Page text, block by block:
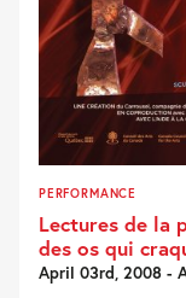
PERFORMANCE
Lectures de la
des os qui
April 03rd, 2008 -